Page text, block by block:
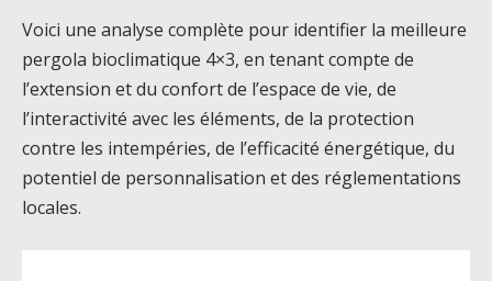
Voici une analyse complète pour identifier la meilleure
pergola bioclimatique 4×3, en tenant compte de
l’extension et du confort de l’espace de vie, de
l’interactivité avec les éléments, de la protection
contre les intempéries, de l’efficacité énergétique, du
potentiel de personnalisation et des réglementations
locales.